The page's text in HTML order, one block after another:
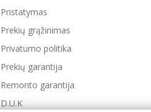
Pristatymas
Prekių grąžinimas
Privatumo politika
Prekių garantija
Remonto garantija
D.U.K